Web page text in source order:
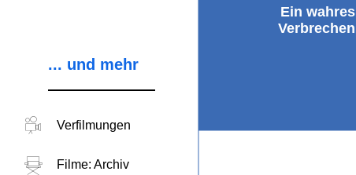
... und mehr
Verfilmungen
Filme: Archiv
Ein wahres
Verbrechen